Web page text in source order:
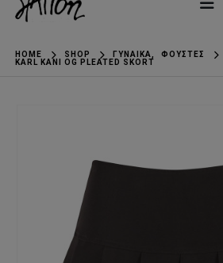
HOME SHOP ΓΥΝΑΊΚΑ,
ΦΟΎΣΤΕΣ
KARL KANI OG PLEATED SKORT